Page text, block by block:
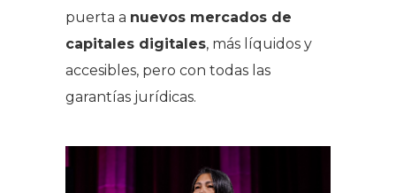
puerta a nuevos mercados de
capitales digitales, más líquidos y
accesibles, pero con todas las
garantías jurídicas.